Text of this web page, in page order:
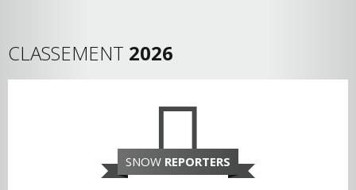
CLASSEMENT 2026
SNOW REPORTERS